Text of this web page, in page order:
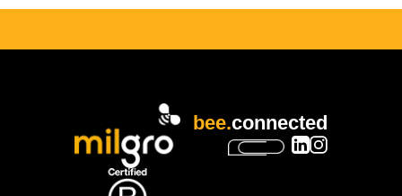
bee.connected